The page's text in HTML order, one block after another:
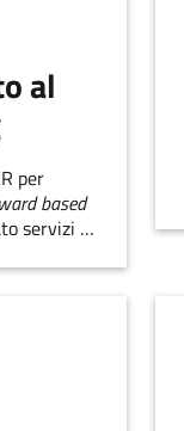
al
per
based
servizi e